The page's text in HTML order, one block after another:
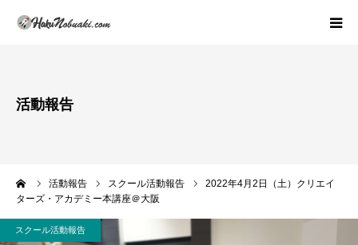
活動報告
活動報告 スクール活動報告
2022年4月2日（土）クリエイ
ターズ・アカデミー本講座＠大阪
スクール活動報告
著書紹介
活動報告